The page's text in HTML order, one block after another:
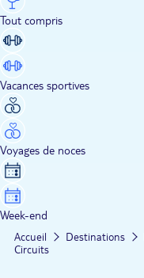
Tout compris
Vacances sportives
Voyages de noces
Week-end
Accueil Destinations
Circuits